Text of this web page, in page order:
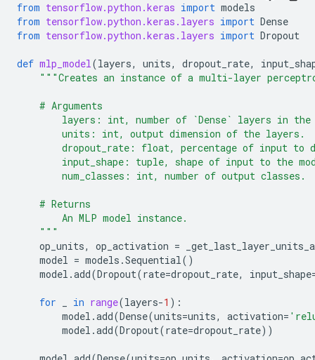
from tensorflow.python.keras import models
from tensorflow.python.keras.layers import Dense
from tensorflow.python.keras.layers import Dropout
def mlp_model(layers, units, dropout_rate,
"""Creates an instance of a multi-layer
    # Arguments
layers: int, number of `Dense` layers in the
        units: int, output dimension of the layers.
dropout_rate: float, percentage of input to
input_shape: tuple, shape of input to the
        num_classes: int, number of output classes.
    # Returns
        An MLP model instance.
    """
op_units, op_activation =
model = models .Sequential()
model .add(Dropout(rate=dropout_rate, input_shape
for in range(layers-1 ):
model .add(Dense(units=units, activation=
model .add(Dropout(rate=dropout_rate))